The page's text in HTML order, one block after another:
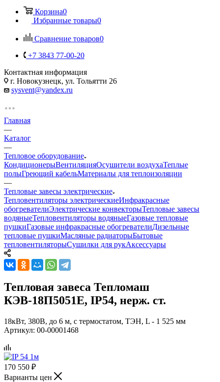
Корзина0
Избранные товары0
Сравнение товаров0
+7 3843 77-00-20
Контактная информация
г. Новокузнецк, ул. Тольятти 26
sysvent@yandex.ru
Главная
—
Каталог
—
Тепловое оборудование
КондиционерыВентиляцияОсушители воздухаТеплые
полыГреющий кабельМатериалы для теплоизоляции
—
Тепловые завесы электрические
Тепловентиляторы электрическиеИнфракрасные
обогревателиЭлектрические конвекторыТепловые завесы
водяныеТепловентиляторы водяныеГазовые тепловые
пушкиГазовые инфракрасные обогревателиДизельные
тепловые пушкиМасляные радиаторыБытовые
тепловентиляторыСушилки для рукАксессуары
Тепловая завеса Тепломаш
КЭВ-18П5051Е, IP54, нерж. ст.
18кВт, 380В, до 6 м, с термостатом, ТЭН, L - 1 525 мм
Артикул: 00-00001468
170 550 ₽
Варианты цен